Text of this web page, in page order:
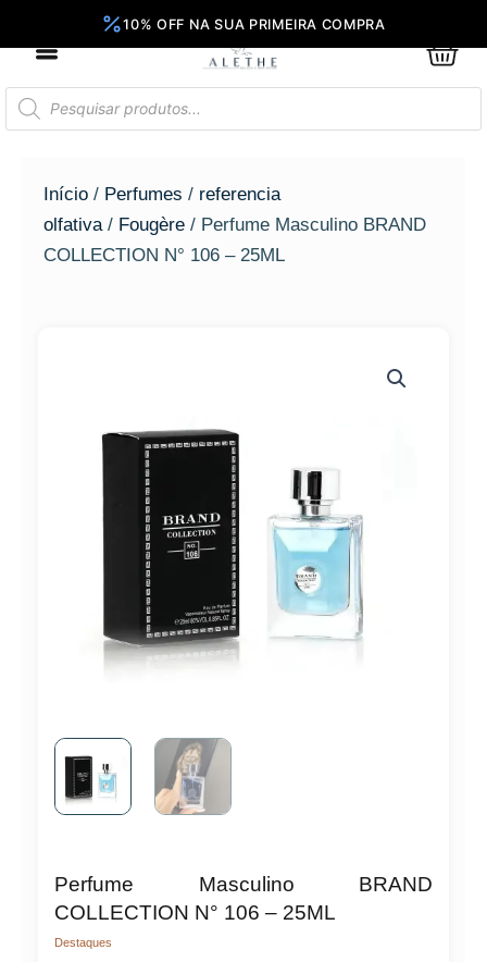
conteúdo
Pesquisar
produtos
Início / Perfumes / referencia
olfativa / Fougère / Perfume Masculino BRAND
COLLECTION N° 106 – 25ML
Perfume Masculino BRAND
COLLECTION N° 106 – 25ML
Destaques